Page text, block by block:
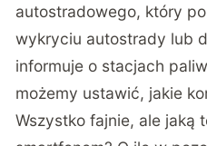
autostradowego, który
wykryciu autostrady lub
informuje o stacjach
możemy ustawić, jakie
Wszystko fajnie, ale jaką